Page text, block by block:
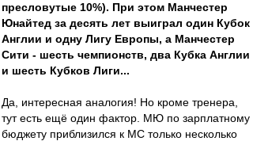
пресловутые 10%). При этом Манчестер
Юнайтед за десять лет выиграл один Кубок
Англии и одну Лигу Европы, а Манчестер
Сити - шесть чемпионств, два Кубка Англии
и шесть Кубков Лиги...
Да, интересная аналогия! Но кроме тренера,
тут есть ещё один фактор. МЮ по зарплатному
бюджету приблизился к МС только несколько